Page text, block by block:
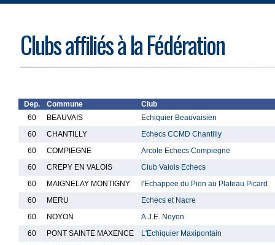
Clubs affiliés à la Fédération
Dep. Commune
Club
60
BEAUVAIS
Echiquier Beauvaisien
60
CHANTILLY
Echecs CCMD Chantilly
60
COMPIEGNE
Arcole Echecs Compiegne
60
CREPY EN VALOIS
Club Valois Echecs
60
MAIGNELAY MONTIGNY
l'Echappee du Pion au Plateau Picard
60
MERU
Echecs et Nacre
60
NOYON
A.J.E. Noyon
60
PONT SAINTE MAXENCE
L'Echiquier Maxipontain